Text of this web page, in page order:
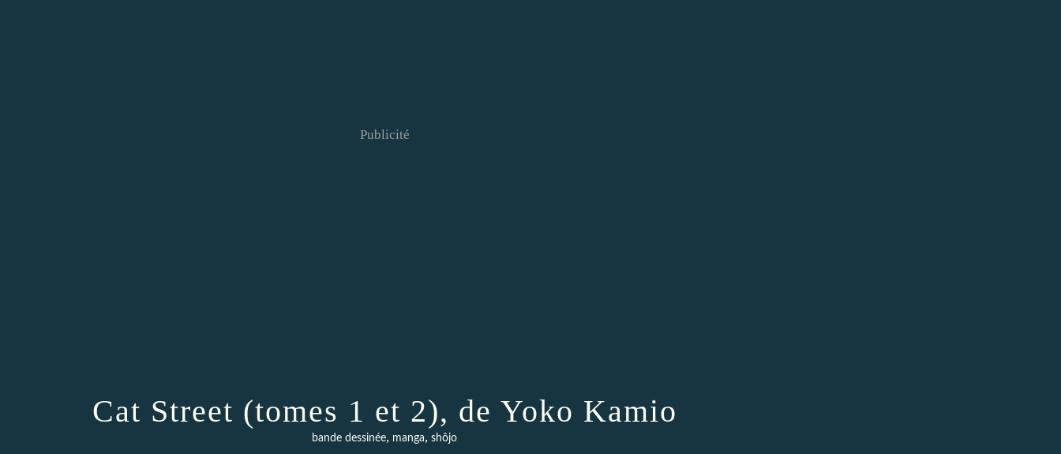
Publicité
Cat Street (tomes 1 et 2), de Yoko Kamio
bande dessinée, manga, shôjo